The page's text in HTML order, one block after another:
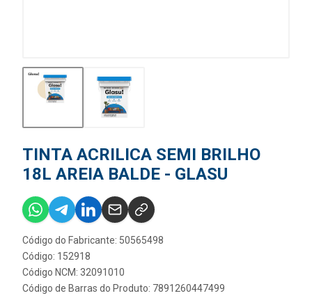
TINTA ACRILICA SEMI BRILHO
18L AREIA BALDE - GLASU
Código do Fabricante: 50565498
Código: 152918
Código NCM: 32091010
Código de Barras do Produto: 7891260447499